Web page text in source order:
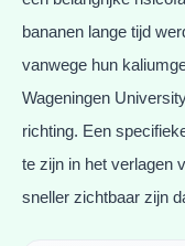
bananen lange tijd
vanwege hun
Wageningen
richting. Een
te zijn in het verlagen
sneller zichtbaar zijn